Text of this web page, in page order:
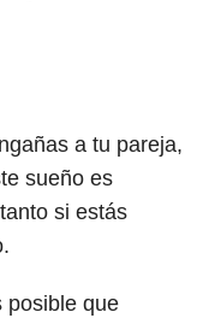
a tu pareja,
sueño es
si estás
posible que